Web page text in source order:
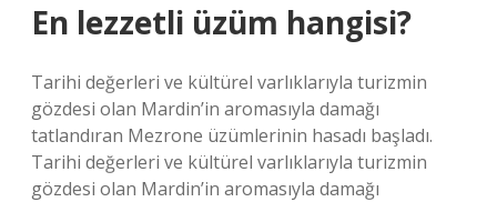
En lezzetli üzüm hangisi?
Tarihi değerleri ve kültürel varlıklarıyla turizmin
gözdesi olan Mardin’in aromasıyla damağı
tatlandıran Mezrone üzümlerinin hasadı başladı.
Tarihi değerleri ve kültürel varlıklarıyla turizmin
gözdesi olan Mardin’in aromasıyla damağı